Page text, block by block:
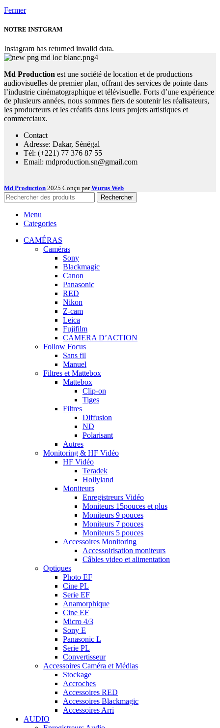
Fermer
NOTRE INSTGRAM
Instagram has returned invalid data.
Md Production est une société de location et de productions
audiovisuelles de premier plan, offrant des services de pointe dans
l’industrie cinématographique et télévisuelle. Forts d’une expérience
de plusieurs années, nous sommes fiers de soutenir les réalisateurs,
les producteurs et les créatifs dans leurs projets artistiques et
commerciaux.
Contact
Adresse: Dakar, Sénégal
Tél: (+221) 77 376 87 55
Email: mdproduction.sn@gmail.com
Md Production 2025 Conçu parWurus Web
Rechercher
Menu
Categories
CAMÉRAS
Caméras
Sony
Blackmagic
Canon
Panasonic
RED
Nikon
Z-cam
Leica
Fujifilm
CAMERA D’ACTION
Follow Focus
Sans fil
Manuel
Filtres et Mattebox
Mattebox
Clip-on
Tiges
Filtres
Diffusion
ND
Polarisant
Autres
Monitoring & HF Vidéo
HF Vidéo
Teradek
Hollyland
Moniteurs
Enregistreurs Vidéo
Moniteurs 15pouces et plus
Moniteurs 9 pouces
Moniteurs 7 pouces
Moniteurs 5 pouces
Accessoires Monitoring
Accessoirisation moniteurs
Câbles video et alimentation
Optiques
Photo EF
Cine PL
Serie EF
Anamorphique
Cine EF
Micro 4/3
Sony E
Panasonic L
Serie PL
Convertisseur
Accessoires Caméra et Médias
Stockage
Accroches
Accessoires RED
Accessoires Blackmagic
Accessoires Arri
AUDIO